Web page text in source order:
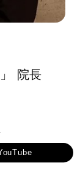
院長